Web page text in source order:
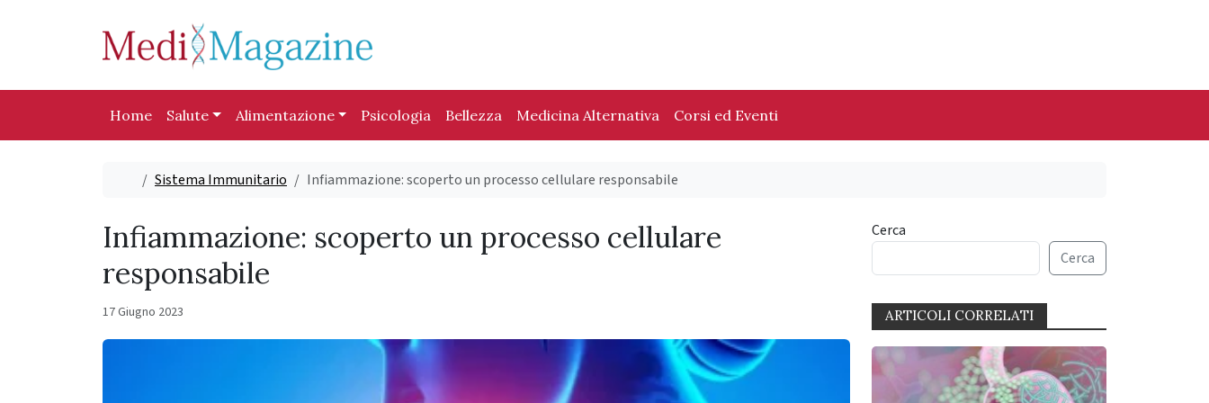
Home Salute Alimentazione Psicologia Bellezza Medicina Alternativa Corsi ed Eventi
Home
Sistema Immunitario Infiammazione: scoperto un processo cellulare responsabile
Infiammazione: scoperto un processo cellulare
responsabile
17 Giugno 2023
Cerca
Cerca
ARTICOLI CORRELATI